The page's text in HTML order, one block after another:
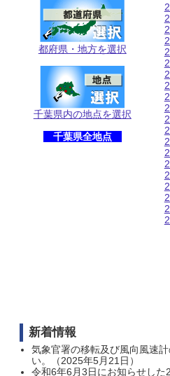
都府県・地方を選択
千葉県内の地点を選択
千葉県全地点
新着情報
気象官署の移転及び風向風速
い。（2025年5月21日）
令和6年6月3日にお知らせし